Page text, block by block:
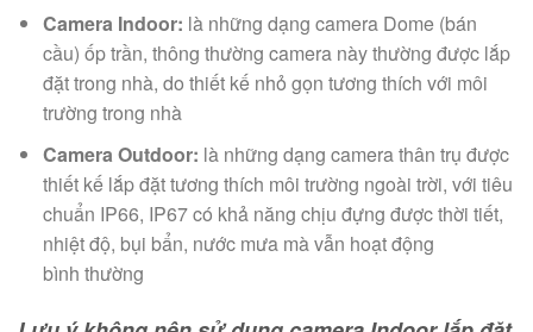
Camera Indoor: là những dạng camera Dome (bán
cầu) ốp trần, thông thường camera này thường được lắp
đặt trong nhà, do thiết kế nhỏ gọn tương thích với môi
trường trong nhà
Camera Outdoor: là những dạng camera thân trụ được
thiết kế lắp đặt tương thích môi trường ngoài trời, với tiêu
chuẩn IP66, IP67 có khả năng chịu đựng được thời tiết,
nhiệt độ, bụi bẩn, nước mưa mà vẫn hoạt động
bình thường